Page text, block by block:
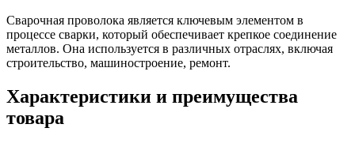
Сварочная проволока является ключевым элементом в
процессе сварки, который обеспечивает крепкое соединение
металлов. Она используется в различных отраслях, включая
строительство, машиностроение, ремонт.
Характеристики и преимущества
товара